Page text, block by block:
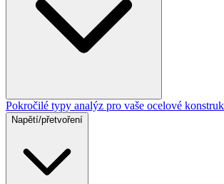
Pokročilé typy analýz pro vaše ocelové
Napětí/přetvoření